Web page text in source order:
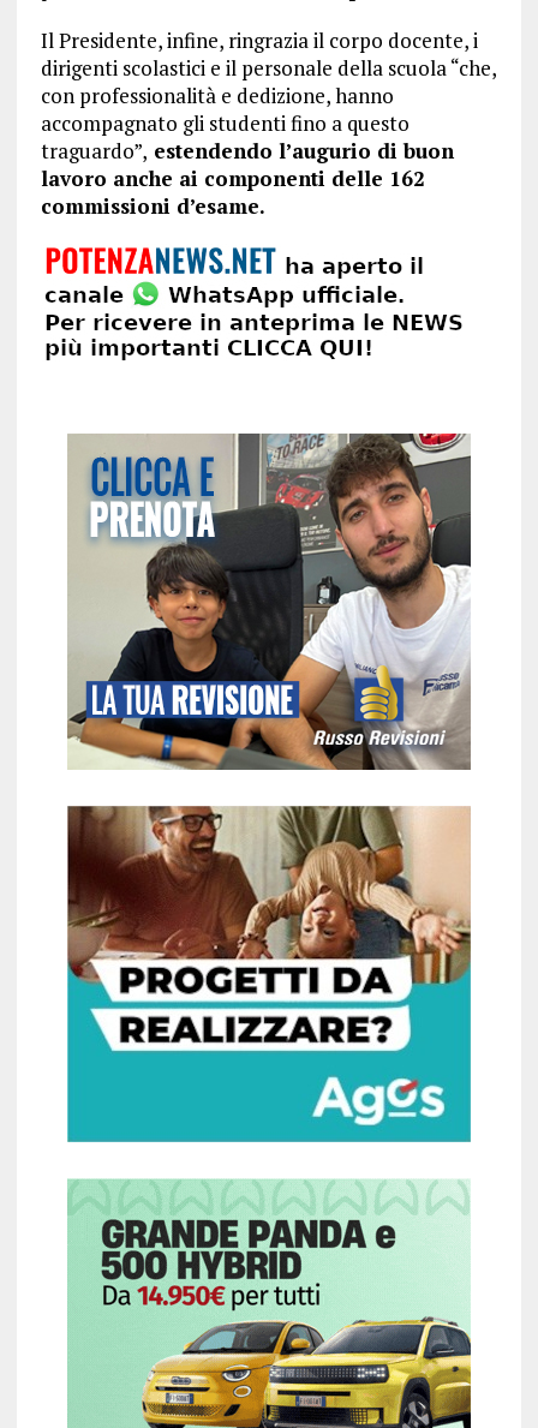
Il Presidente, infine, ringrazia il corpo docente, i
dirigenti scolastici e il personale della scuola “che,
con professionalità e dedizione, hanno
accompagnato gli studenti fino a questo
traguardo”, estendendo l’augurio di buon
lavoro anche ai componenti delle 162
commissioni d’esame.